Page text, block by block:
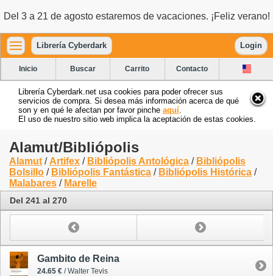
Del 3 a 21 de agosto estaremos de vacaciones. ¡Feliz verano!
Librería Cyberdark Login
Inicio Buscar Carrito Contacto
Librería Cyberdark.net usa cookies para poder ofrecer sus
servicios de compra. Si desea más información acerca de qué
son y en qué le afectan por favor pinche aquí
El uso de nuestro sitio web implica la aceptación de estas cookies.
Alamut/Bibliópolis
Alamut / Artifex / Bibliópolis Antológica / Bibliópolis
Bolsillo / Bibliópolis Fantástica / Bibliópolis Histórica /
Malabares / Marelle
Del 241 al 270
Gambito de Reina
24.65 € / Walter Tevis